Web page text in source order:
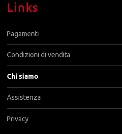
Links
Pagamenti
Condizioni di vendita
Chi siamo
Assistenza
Privacy